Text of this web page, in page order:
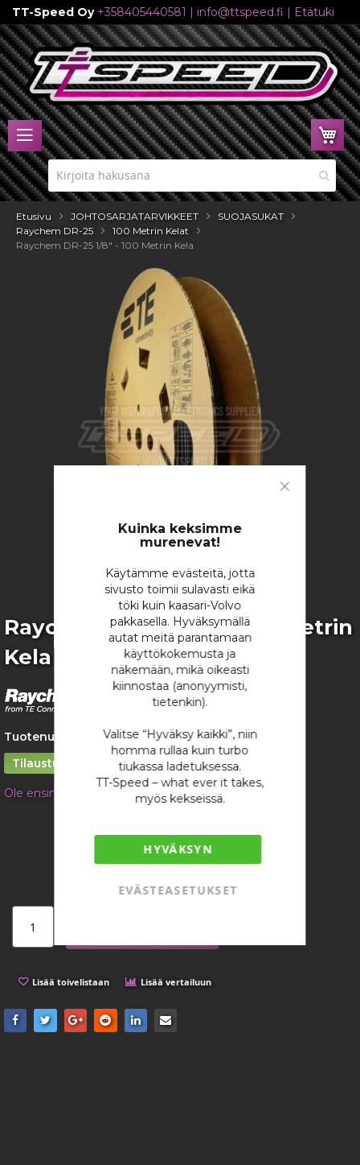
Kuinka keksimme
murenevat!
Käytämme evästeitä, jotta
sivusto toimii sulavasti eikä
töki kuin kaasari-Volvo
pakkasella. Hyväksymällä
autat meitä parantamaan
käyttökokemusta ja
näkemään, mikä oikeasti
kiinnostaa (anonyymisti,
tietenkin).
Valitse “Hyväksy kaikki”, niin
homma rullaa kuin turbo
tiukassa ladetuksessa.
TT-Speed – what ever it takes,
myös kekseissä.
HYVÄKSYN
EVÄSTEASETUKSET
TT-Speed Oy +358405440581 | info@ttspeed.fi | Etätuki
Skip
to
Content
Etusivu JOHTOSARJATARVIKKEET
SUOJASUKAT
Raychem DR-25
100 Metrin Kelat
Raychem DR-25 1/8" - 100 Metrin Kela
Skip
to
the
beginning
the
images
gallery
Raychem DR-25 1/8" - 100 Metrin
Kela
Tuotenumero:
4837
Tilaustuote
Ole ensimmäinen tuotteen arvostelija
/ kappale
Lisää toivelistaan Lisää vertailuun